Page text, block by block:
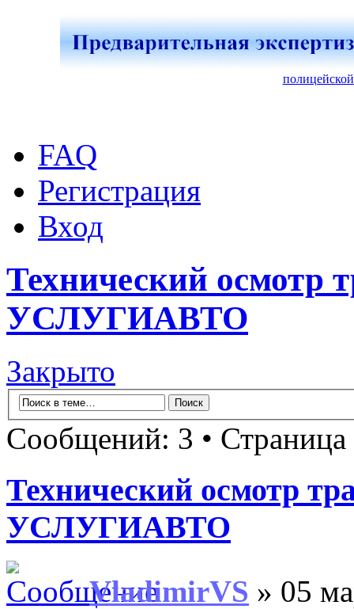
FAQ
Регистрация
Вход
Технический осмотр
УСЛУГИАВТО
Закрыто
Сообщений: 3 • Страница
Технический осмотр
УСЛУГИАВТО
VladimirVS » 05